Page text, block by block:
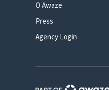
O Awaze
Press
Agency Login